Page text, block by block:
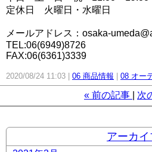
定休日 火曜日・水曜日
メールアドレス：osaka-
TEL:06(6949)8726
FAX:06(6361)3339
2020/08/24 11:03 06 商品情報 08 オー
« 前の記事 次
アーカイ